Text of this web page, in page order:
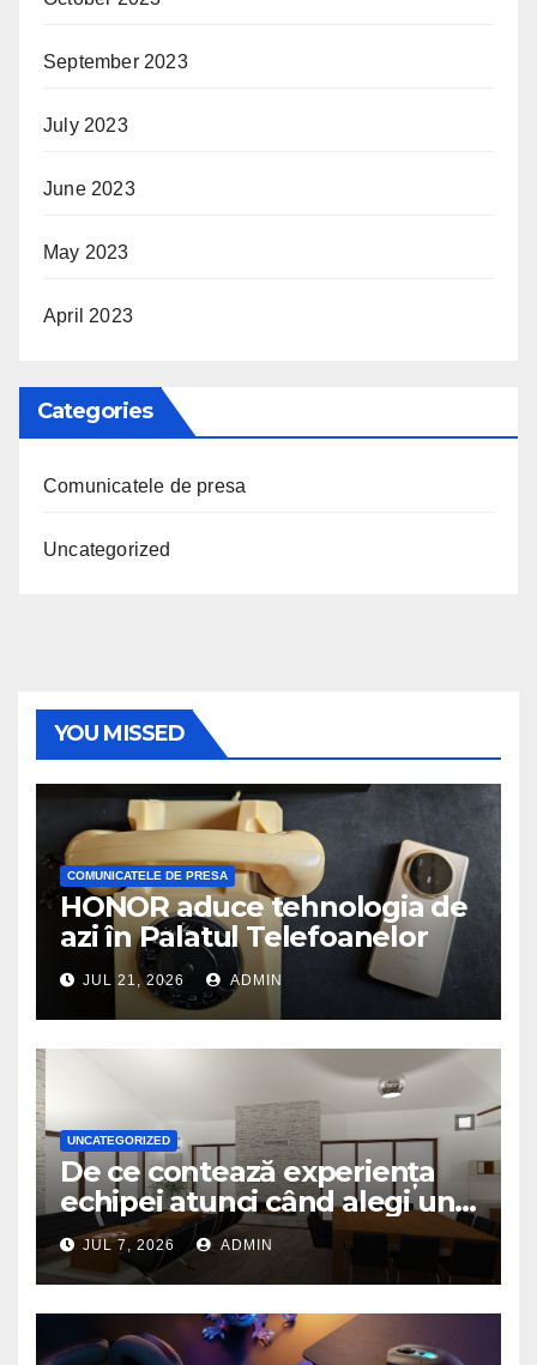
September 2023
July 2023
June 2023
May 2023
April 2023
Categories
Comunicatele de presa
Uncategorized
YOU MISSED
COMUNICATELE DE PRESA
HONOR aduce tehnologia de
azi în Palatul Telefoanelor
JUL 21, 2026 ADMIN
UNCATEGORIZED
De ce contează experiența
echipei atunci când alegi un
birou de arhitectură
JUL 7, 2026 ADMIN